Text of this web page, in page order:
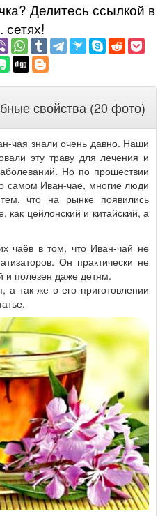
Делитеcь ссылкой в
сетях!
свойства (20 фото)
чая знали очень давно. Наши
эту траву для лечения и
Но по прошествии
самом Иван-чае, многие люди
что на рынке появились
как цейлонский и китайский, а
чаёв в том, что Иван-чай не
Он практически не
и полезен даже детям.
а так же о его приготовлении